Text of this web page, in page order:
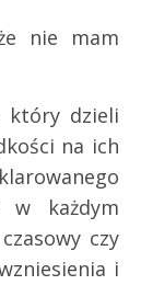
nie mam
który dzieli
na ich
w każdym
czy
i